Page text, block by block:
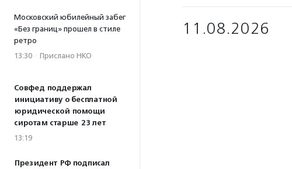
Московский юбилейный забег
«Без границ» прошел в стиле
ретро
13:30 · Прислано НКО
Совфед поддержал
инициативу о бесплатной
юридической помощи
сиротам старше 23 лет
13:19
Президент РФ подписал
11.08.2026